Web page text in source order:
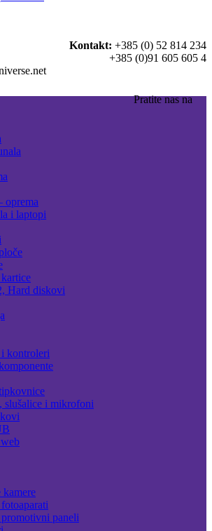
Kontakt: +385 (0) 52 814 234
+385 (0)91 605 605 4
Pratite nas na
oprema
i laptopi
Hard diskovi
kontroleri
slušalice i mikrofoni
paneli